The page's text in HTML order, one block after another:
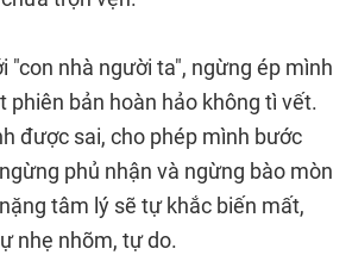
"con nhà người ta", ngừng ép mình
phiên bản hoàn hảo không tì vết.
được sai, cho phép mình bước
phủ nhận và ngừng bào mòn
tâm lý sẽ tự khắc biến mất,
nhẹ nhõm, tự do.